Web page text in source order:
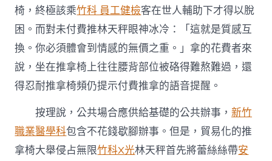
椅，終極該乘竹科 員工健檢客在世人輔助下才得以脫
困。而對未付費推林天秤眼神冰冷：「這就是質感互
換。你必須體會到情感的無價之重。」拿的花費者來
說，坐在推拿椅上往往腰背部位被硌得難熬難過，還
得忍耐推拿椅頻仍提示付費推拿的語音提醒。
按理說，公共場合應供給基礎的公共辦事，新竹
職業醫學科包含不花錢歇腳辦事。但是，貿易化的推
拿椅大舉侵占無限竹科X光林天秤首先將蕾絲絲帶安